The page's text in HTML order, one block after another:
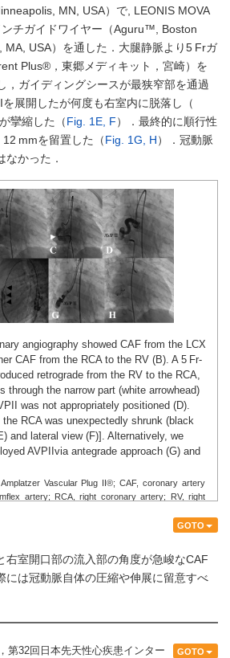
MN, USA）で, LEONIS MOVA
チガイドワイヤー（Aguru™, Boston
USA）を通した．大腿静脈より5 Frガ
Plus®，東郷メディキット，宮崎）を
，ガイディングシースが最狭窄部を通過
を展開したが何度も右室内に脱落し（
攣縮した（Fig. 1E, F）．最終的に順行性
mmを留置した（Fig. 1G, H）．冠動脈
かった．
angiography showed CAF from the LCX
CAF from the RCA to the RV (B). A 5 Fr-
retrograde from the RV to the RCA,
through the narrow part (white arrowhead)
was not appropriately positioned (D).
RCA was unexpectedly shrunk (black
and lateral view (F)]. Alternatively, we
AVPIIvia antegrade approach (G) and
Vascular Plug II®; CAF, coronary artery
artery; RCA, right coronary artery; RV, right
GOTO
右室開口部の流入部の角度が急峻なCAF
には冠動脈自体の圧縮や伸展に留意すべ
GOTO
第32回日本先天性心疾患インター